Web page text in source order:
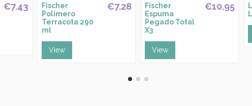
€7.43
Fischer
Polímero
Terracota 290
ml
€7.28
View
Fischer
Espuma
Pegado Total
X3
€10.95
View